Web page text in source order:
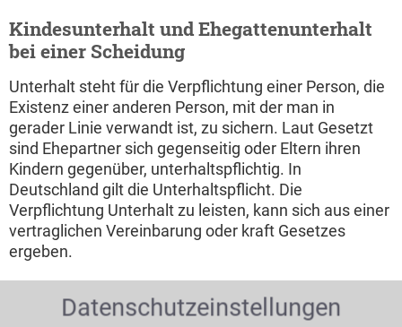
Kindesunterhalt und Ehegattenunterhalt
bei einer Scheidung
Unterhalt steht für die Verpflichtung einer Person, die
Existenz einer anderen Person, mit der man in
gerader Linie verwandt ist, zu sichern. Laut Gesetzt
sind Ehepartner sich gegenseitig oder Eltern ihren
Kindern gegenüber, unterhaltspflichtig. In
Deutschland gilt die Unterhaltspflicht. Die
Verpflichtung Unterhalt zu leisten, kann sich aus einer
vertraglichen Vereinbarung oder kraft Gesetzes
ergeben.
Barunterhalt oder Alimente bezeichnet das
gleicheDatenschutzeinstellungen